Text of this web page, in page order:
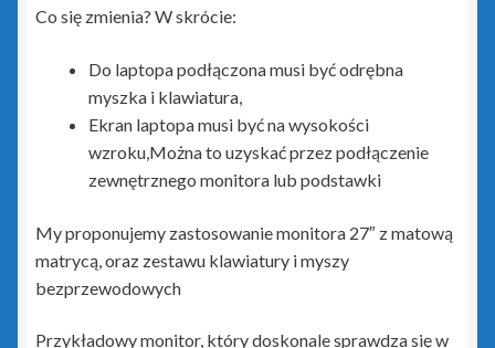
Gestor Nexo
Gestor Nexo Pro
Gratyfikant Nexo
Gratyfikant Nexo Pro
Lekarz Plus
Co się zmienia? W skrócie:
Do laptopa podłączona musi być odrębna
myszka i klawiatura,
Ekran laptopa musi być na wysokości
wzroku,Można to uzyskać przez podłączenie
zewnętrznego monitora lub podstawki
My proponujemy zastosowanie monitora 27″ z matową
matrycą, oraz zestawu klawiatury i myszy
bezprzewodowych
Przykładowy monitor, który doskonale sprawdza się w